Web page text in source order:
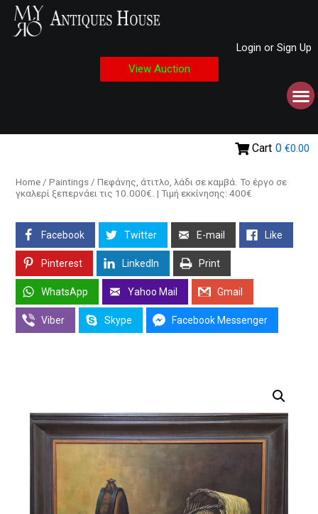
Login or Sign Up
View Auction
Cart 0 €0.00
Home / Paintings / Πεφάνης, άτιτλο, λάδι σε καμβά. Το έργο σε
γκαλερί ξεπερνάει τις 10.000€. | Τιμή εκκίνησης: 400€
Facebook Twitter E-mail Like
Pinterest LinkedIn Print
WhatsApp Yahoo Mail Gmail
Viber Skype Facebook Messenger